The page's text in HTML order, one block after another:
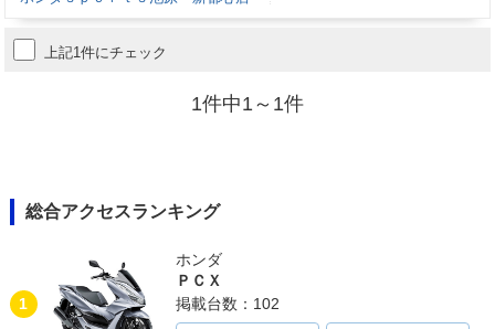
上記1件にチェック
1件中1～1件
総合アクセスランキング
1
ホンダ
ＰＣＸ
掲載台数：102